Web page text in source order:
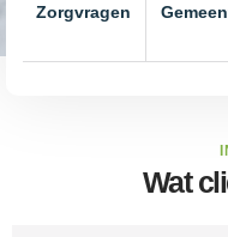
Zorgvragen
Wat